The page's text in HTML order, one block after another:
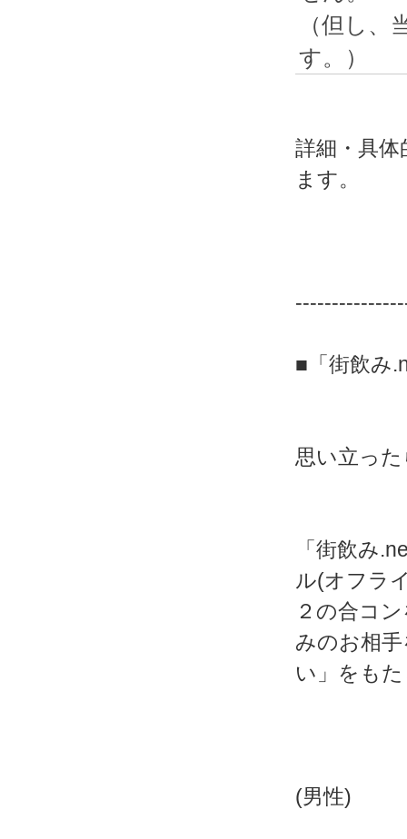
（但し
す。）
詳細・具
ます。
■「街飲み
思い立っ
「街飲み
ル(オフラ
２の合コ
みのお相
い」をも
(男性)